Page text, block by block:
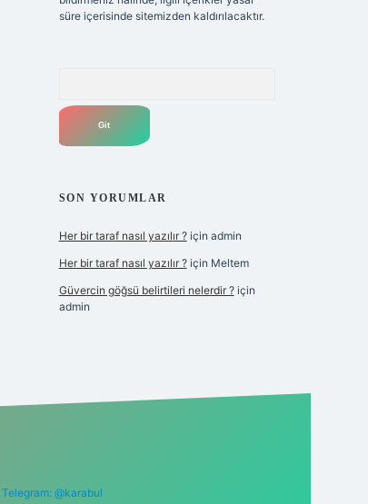
süre içerisinde sitemizden kaldırılacaktır.
SON YORUMLAR
Her bir taraf nasıl yazılır ?için admin
Her bir taraf nasıl yazılır ?için Meltem
Güvercin göğsü belirtileri nelerdir ?için
admin
Telegram: @karabul